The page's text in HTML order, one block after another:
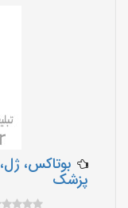
بوتاکس،
پزشک